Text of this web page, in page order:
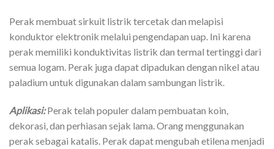
Perak membuat sirkuit listrik tercetak dan melapisi
konduktor elektronik melalui pengendapan uap. Ini karena
perak memiliki konduktivitas listrik dan termal tertinggi dari
semua logam. Perak juga dapat dipadukan dengan nikel atau
paladium untuk digunakan dalam sambungan listrik.
Aplikasi:Perak telah populer dalam pembuatan koin,
dekorasi, dan perhiasan sejak lama. Orang menggunakan
perak sebagai katalis. Perak dapat mengubah etilena menjadi